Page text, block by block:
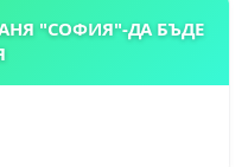
"СОФИЯ"-ДА БЪДЕ